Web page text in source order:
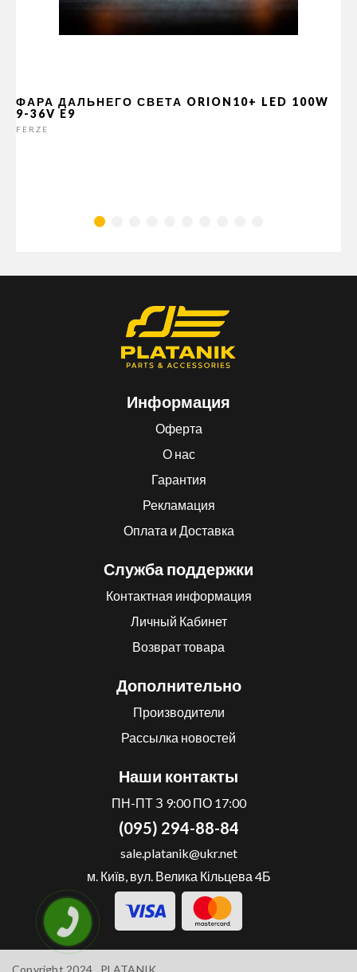
ФАРА ДАЛЬНЕГО СВЕТА ORION10+ LED 100W
9-36V E9
FERZE
Информация
Оферта
О нас
Гарантия
Рекламация
Оплата и Доставка
Служба поддержки
Контактная информация
Личный Кабинет
Возврат товара
Дополнительно
Производители
Рассылка новостей
Наши контакты
ПН-ПТ З 9:00 ПО 17:00
(095) 294-88-84
sale.platanik@ukr.net
м. Київ, вул. Велика Кільцева 4Б